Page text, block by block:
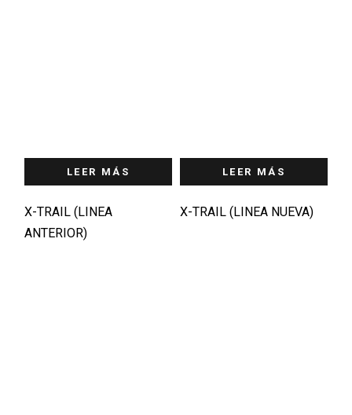
LEER MÁS
X-TRAIL (LINEA
ANTERIOR)
LEER MÁS
X-TRAIL (LINEA NUEVA)